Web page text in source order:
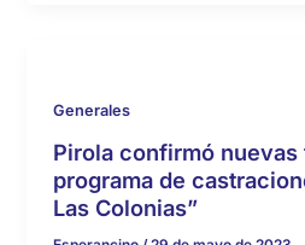
Generales
Pirola confirmó nuevas
programa de
Las Colonias”